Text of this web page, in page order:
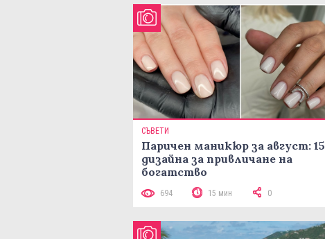
СЪВЕТИ
Паричен маникюр за август: 15
дизайна за привличане на
богатство
694 15 мин 0